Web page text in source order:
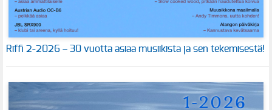
Riffi 2-2026 – 30 vuotta asiaa musiikista ja sen tekemisestä!